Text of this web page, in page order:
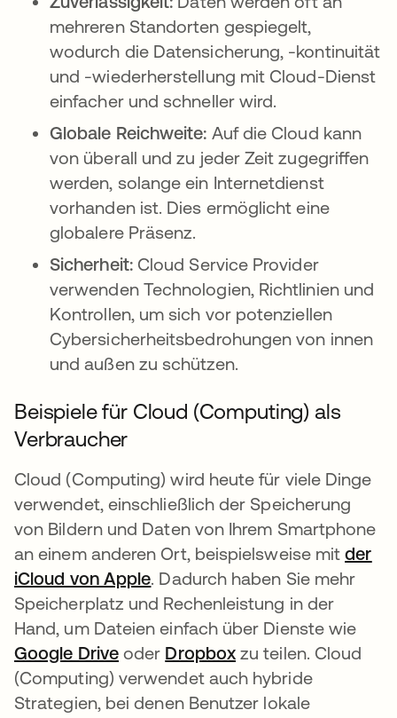
mehreren Standorten gespiegelt,
wodurch die Datensicherung, -kontinuität
und -wiederherstellung mit Cloud-Dienst
einfacher und schneller wird.
Globale Reichweite: Auf die Cloud kann
von überall und zu jeder Zeit zugegriffen
werden, solange ein Internetdienst
vorhanden ist. Dies ermöglicht eine
globalere Präsenz.
Sicherheit:Cloud Service Provider
verwenden Technologien, Richtlinien und
Kontrollen, um sich vor potenziellen
Cybersicherheitsbedrohungen von innen
und außen zu schützen.
Beispiele für Cloud (Computing) als
Verbraucher
Cloud (Computing) wird heute für viele Dinge
verwendet, einschließlich der Speicherung
von Bildern und Daten von Ihrem Smartphone
an einem anderen Ort, beispielsweise mitder
iCloud von Applewird in einer neuen
. Dadurch haben Sie mehr
Speicherplatz und Rechenleistung in der
Hand, um Dateien einfach über Dienste wie
Google Drivewird in einer neuen Registerkarte
oder Dropbox wird in einer
zu teilen. Cloud
(Computing) verwendet auch hybride
Strategien, bei denen Benutzer lokale